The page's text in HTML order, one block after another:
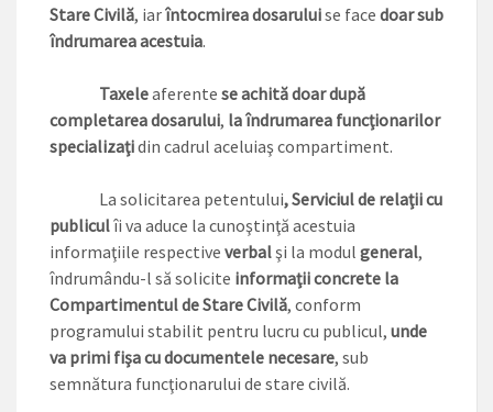
Stare Civilă, iarîntocmirea dosaruluise face doar sub
îndrumarea acestuia.
Taxeleaferente se achită doar după
completarea dosarului, la îndrumarea funcţionarilor
specializaţidin cadrul aceluiaş compartiment.
La solicitarea petentului, Serviciul de relaţii cu
publiculîi va aduce la cunoştinţă acestuia
informaţiile respective verbalşi la modul general,
îndrumându-l să solicite informaţii concrete la
Compartimentul de Stare Civilă, conform
programului stabilit pentru lucru cu publicul, unde
va primi fişa cu documentele necesare, sub
semnătura funcţionarului de stare civilă.